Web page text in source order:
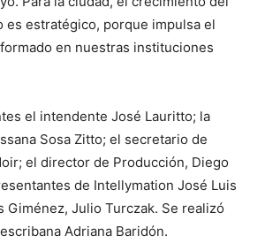
es estratégico, porque impulsa el
en nuestras instituciones
el intendente José Lauritto; la
Sosa Zitto; el secretario de
el director de Producción, Diego
de Intellymation José Luis
Giménez, Julio Turczak. Se realizó
Adriana Baridón.